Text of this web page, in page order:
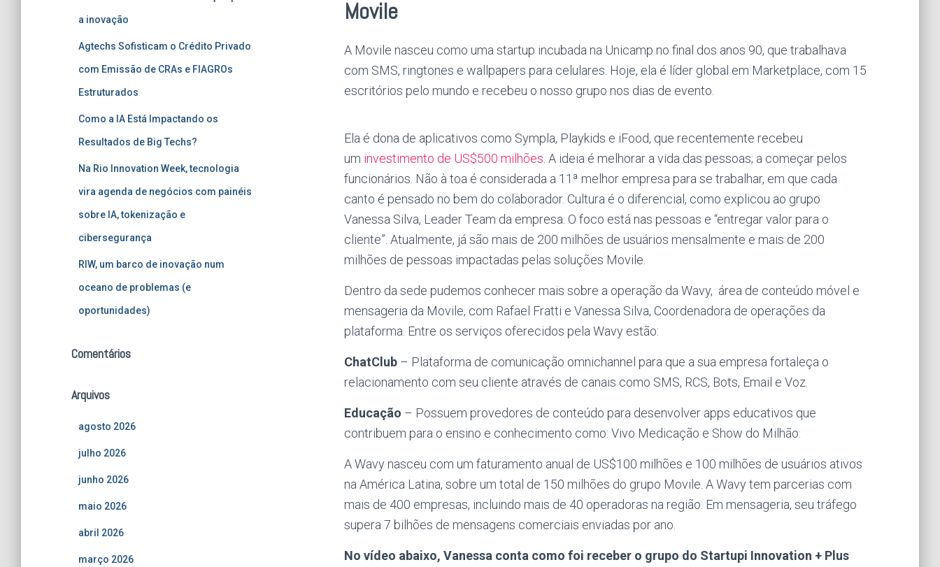
a inovação
Agtechs Sofisticam o Crédito Privado
com Emissão de CRAs e FIAGROs
Estruturados
Como a IA Está Impactando os
Resultados de Big Techs?
Na Rio Innovation Week, tecnologia
vira agenda de negócios com painéis
sobre IA, tokenização e
cibersegurança
RIW, um barco de inovação num
oceano de problemas (e
oportunidades)
Comentários
Arquivos
agosto 2026
julho 2026
junho 2026
maio 2026
abril 2026
março 2026
Movile
A Movile nasceu como uma startup incubada na Unicamp no final dos anos 90, que trabalhava
com SMS, ringtones e wallpapers para celulares. Hoje, ela é líder global em Marketplace, com 15
escritórios pelo mundo e recebeu o nosso grupo nos dias de evento.
Ela é dona de aplicativos como Sympla, Playkids e iFood, que recentemente recebeu
um investimento de US$500 milhões . A ideia é melhorar a vida das pessoas; a começar pelos
funcionários. Não à toa é considerada a 11ª melhor empresa para se trabalhar, em que cada
canto é pensado no bem do colaborador. Cultura é o diferencial, como explicou ao grupo
Vanessa Silva, Leader Team da empresa. O foco está nas pessoas e “entregar valor para o
cliente”. Atualmente, já são mais de 200 milhões de usuários mensalmente e mais de 200
milhões de pessoas impactadas pelas soluções Movile.
Dentro da sede pudemos conhecer mais sobre a operação da Wavy, área de conteúdo móvel e
mensageria da Movile, com Rafael Fratti e Vanessa Silva, Coordenadora de operações da
plataforma. Entre os serviços oferecidos pela Wavy estão:
ChatClub – Plataforma de comunicação omnichannel para que a sua empresa fortaleça o
relacionamento com seu cliente através de canais como SMS, RCS, Bots, Email e Voz.
Educação – Possuem provedores de conteúdo para desenvolver apps educativos que
contribuem para o ensino e conhecimento como: Vivo Medicação e Show do Milhão.
A Wavy nasceu com um faturamento anual de US$100 milhões e 100 milhões de usuários ativos
na América Latina, sobre um total de 150 milhões do grupo Movile. A Wavy tem parcerias com
mais de 400 empresas, incluindo mais de 40 operadoras na região. Em mensageria, seu tráfego
supera 7 bilhões de mensagens comerciais enviadas por ano.
No vídeo abaixo, Vanessa conta como foi receber o grupo do Startupi Innovation + Plus